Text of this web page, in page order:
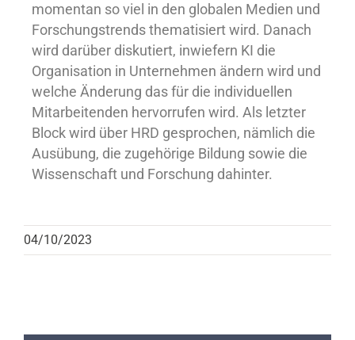
momentan so viel in den globalen Medien und
Forschungstrends thematisiert wird. Danach
wird darüber diskutiert, inwiefern KI die
Organisation in Unternehmen ändern wird und
welche Änderung das für die individuellen
Mitarbeitenden hervorrufen wird. Als letzter
Block wird über HRD gesprochen, nämlich die
Ausübung, die zugehörige Bildung sowie die
Wissenschaft und Forschung dahinter.
04/10/2023